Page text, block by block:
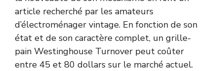
article recherché par les amateurs
d’électroménager vintage. En fonction de son
état et de son caractère complet, un grille-
pain Westinghouse Turnover peut coûter
entre 45 et 80 dollars sur le marché actuel.